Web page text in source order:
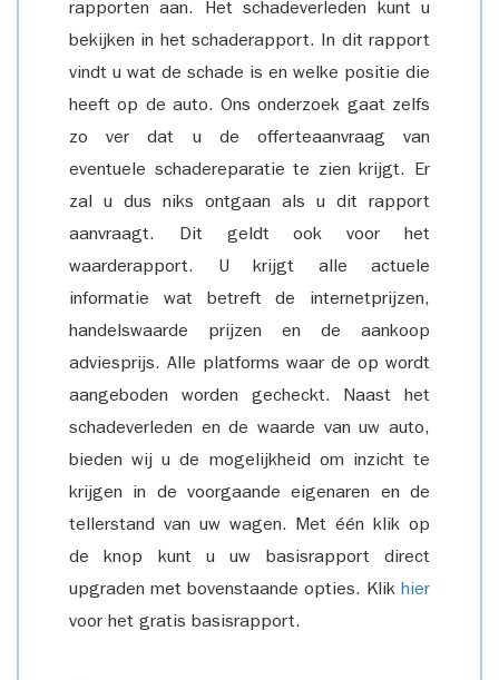
rapporten aan. Het schadeverleden kunt u
bekijken in het schaderapport. In dit rapport
vindt u wat de schade is en welke positie die
heeft op de auto. Ons onderzoek gaat zelfs
zo ver dat u de offerteaanvraag van
eventuele schadereparatie te zien krijgt. Er
zal u dus niks ontgaan als u dit rapport
aanvraagt. Dit geldt ook voor het
waarderapport. U krijgt alle actuele
informatie wat betreft de internetprijzen,
handelswaarde prijzen en de aankoop
adviesprijs. Alle platforms waar de op wordt
aangeboden worden gecheckt. Naast het
schadeverleden en de waarde van uw auto,
bieden wij u de mogelijkheid om inzicht te
krijgen in de voorgaande eigenaren en de
tellerstand van uw wagen. Met één klik op
de knop kunt u uw basisrapport direct
upgraden met bovenstaande opties. Klik hier
voor het gratis basisrapport.